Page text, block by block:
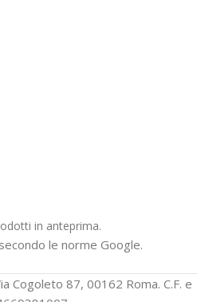
in anteprima.
le norme Google.
Cogoleto 87, 00162 Roma. C.F. e